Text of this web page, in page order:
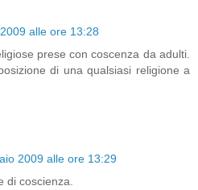
alle ore 13:28
prese con coscenza da adulti.
di una qualsiasi religione a
2009 alle ore 13:29
di coscienza.